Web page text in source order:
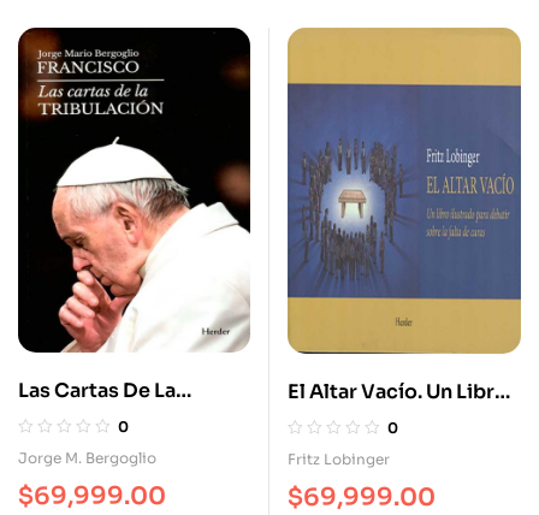
Las Cartas De La
Tribulación
0
Jorge M. Bergoglio
$69,999.00
El Altar Vacío. Un Libro
Ilustrado Para Debatir
Sobre La Falta De Curas
0
Fritz Lobinger
$69,999.00